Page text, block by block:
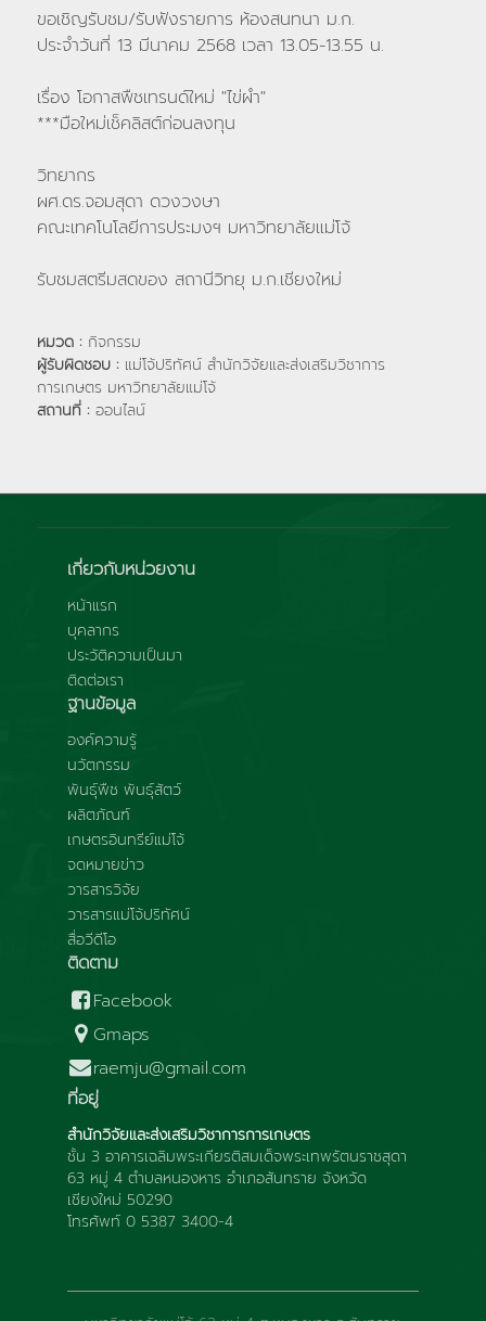
ขอเชิญรับชม/รับฟังรายการ ห้องสนทนา ม.ก.
ประจำวันที่ 13 มีนาคม 2568 เวลา 13.05-13.55 น.
เรื่อง โอกาสพืชเทรนด์ใหม่ "ไข่ผำ"
***มือใหม่เช็คลิสต์ก่อนลงทุน
วิทยากร
ผศ.ดร.จอมสุดา ดวงวงษา
คณะเทคโนโลยีการประมงฯ มหาวิทยาลัยแม่โจ้
รับชมสตรีมสดของ สถานีวิทยุ ม.ก.เชียงใหม่
หมวด : กิจกรรม
ผู้รับผิดชอบ : แม่โจ้ปริทัศน์ สำนักวิจัยและส่งเสริมวิชาการ
การเกษตร มหาวิทยาลัยแม่โจ้
สถานที่ : ออนไลน์
เกี่ยวกับหน่วยงาน
หน้าแรก
บุคลากร
ประวัติความเป็นมา
ติดต่อเรา
ฐานข้อมูล
องค์ความรู้
นวัตกรรม
พันธุ์พืช พันธุ์สัตว์
ผลิตภัณฑ์
เกษตรอินทรีย์แม่โจ้
จดหมายข่าว
วารสารวิจัย
วารสารแม่โจ้ปริทัศน์
สื่อวีดีโอ
ติดตาม
Facebook
Gmaps
raemju@gmail.com
ที่อยู่
สำนักวิจัยและส่งเสริมวิชาการการเกษตร
ชั้น 3 อาคารเฉลิมพระเกียรติสมเด็จพระเทพรัตนราชสุดา
63 หมู่ 4 ตำบลหนองหาร อำเภอสันทราย จังหวัด
เชียงใหม่ 50290
โทรศัพท์ 0 5387 3400-4